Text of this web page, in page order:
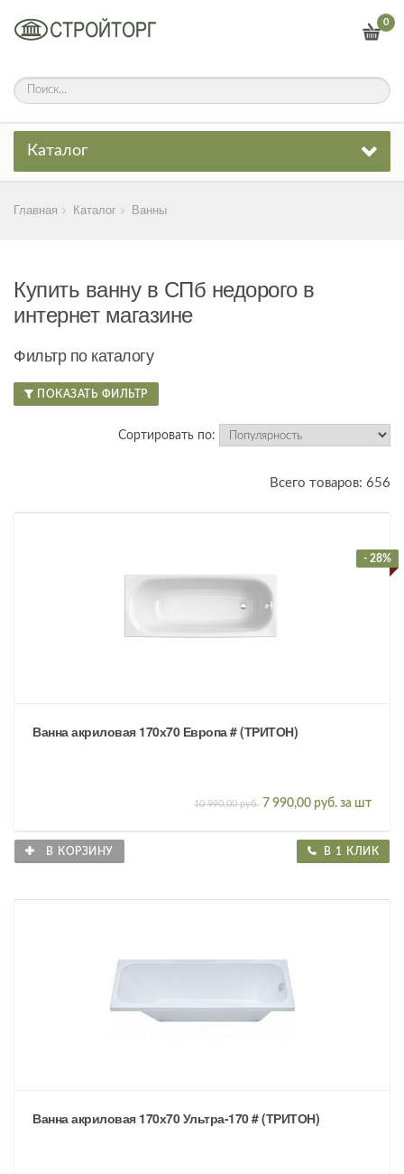
0
Каталог
Главная Каталог Ванны
Купить ванну в СПб недорого в
интернет магазине
Фильтр по каталогу
ПОКАЗАТЬ ФИЛЬТР
Сортировать по:
Всего товаров: 656
- 28%
Ванна акриловая 170х70 Европа # (ТРИТОН)
10 990,00 руб. 7 990,00 руб. за шт
В КОРЗИНУ В 1 КЛИК
Ванна акриловая 170х70 Ультра-170 # (ТРИТОН)